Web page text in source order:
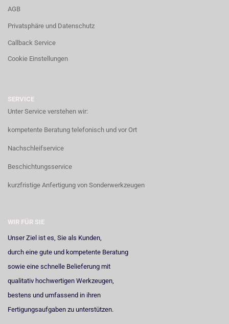
AGB
Privatsphäre und Datenschutz
Callback Service
Cookie Einstellungen
SERVICE
Unter Service verstehen wir:
kompetente Beratung telefonisch und vor Ort
Nachschleifservice
Beschichtungsservice
kurzfristige Anfertigung von Sonderwerkzeugen
WIR FÜR SIE
Unser Ziel ist es, Sie als Kunden,
durch eine gute und kompetente Beratung
sowie eine schnelle Belieferung mit
qualitativ hochwertigen Werkzeugen,
bestens und umfassend in ihren
Fertigungsaufgaben zu unterstützen.